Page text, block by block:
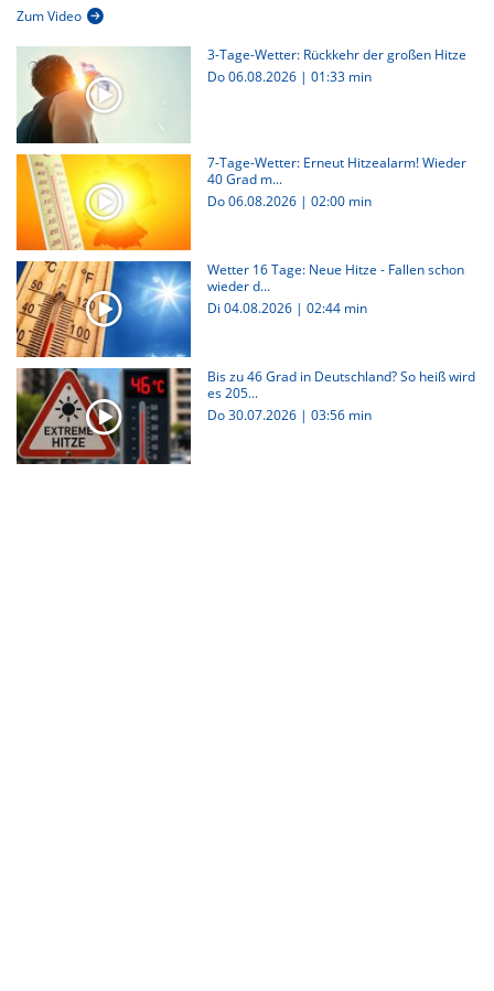
Zum Video
3-Tage-Wetter: Rückkehr der großen Hitze
Do 06.08.2026 | 01:33 min
7-Tage-Wetter: Erneut Hitzealarm! Wieder
40 Grad m...
Do 06.08.2026 | 02:00 min
Wetter 16 Tage: Neue Hitze - Fallen schon
wieder d...
Di 04.08.2026 | 02:44 min
Bis zu 46 Grad in Deutschland? So heiß wird
es 205...
Do 30.07.2026 | 03:56 min